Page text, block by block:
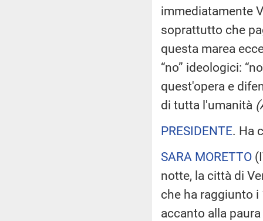
immediatamente
soprattutto che
questa marea
“no” ideologici:
quest'opera e
di tutta l'umanità
PRESIDENTE. Ha
SARA MORETTO (
notte, la città di
che ha raggiunto
accanto alla